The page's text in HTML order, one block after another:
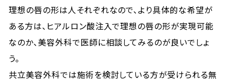
理想の唇の形は人それぞれなので、より具体的な希望が
ある方は、ヒアルロン酸注入で理想の唇の形が実現可能
なのか、美容外科で医師に相談してみるのが良いでしょ
う。
共立美容外科では施術を検討している方が受けられる無